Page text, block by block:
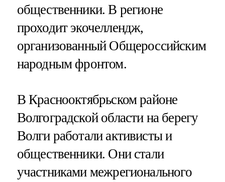
общественники. В регионе
проходит экочеллендж,
организованный Общероссийским
народным фронтом.
В Краснооктябрьском районе
Волгоградской области на берегу
Волги работали активисты и
общественники. Они стали
участниками межрегионального